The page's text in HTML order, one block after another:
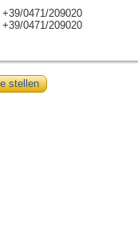
+39/0471/209020
+39/0471/209020
stellen